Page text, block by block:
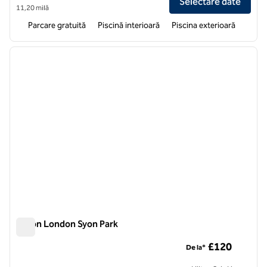
11,20 milă
Parcare gratuită Piscină interioară Piscina exterioară
1 din 12
Hilton London Syon Park
De la* £120